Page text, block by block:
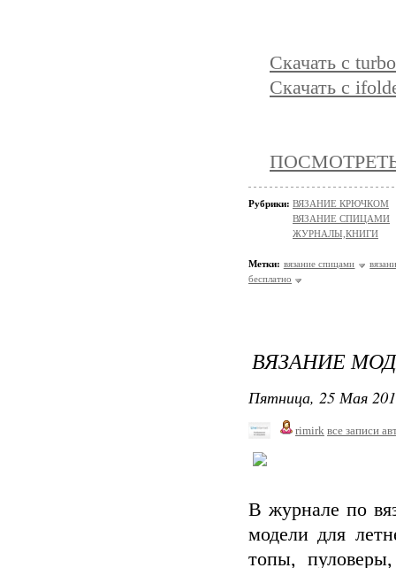
Скачать с
Скачать с
ПОСМОТРЕТЬ
Рубрики: ВЯЗАНИЕ КРЮЧКОМ
ВЯЗАНИЕ СПИЦАМИ
ЖУРНАЛЫ,КНИГИ
Метки: вязание спицами
бесплатно
ВЯЗАНИЕ
Пятница, 25 Мая
rimirk все записи
В журнале по
модели для
топы,